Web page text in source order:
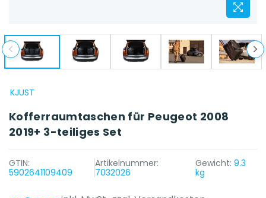
KJUST
Kofferraumtaschen für Peugeot 2008
2019+ 3-teiliges Set
GTIN:
5902641109409
Artikelnummer:
7032026
Gewicht:9.3
kg